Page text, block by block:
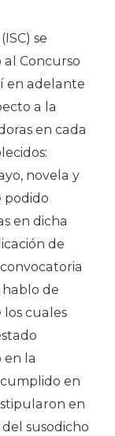
se
Concurso
en adelante
a la
en cada
novela y
podido
en dicha
de
hablo de
cuales
en la
en
en
susodicho